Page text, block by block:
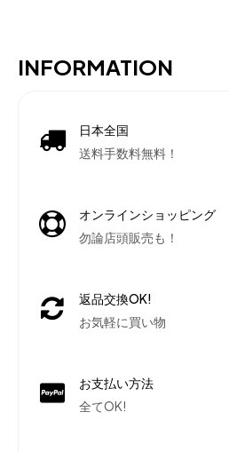
INFORMATION
日本全国
送料手数料無料！
オンラインショッピング
勿論店頭販売も！
返品交換OK!
お気軽に買い物
お支払い方法
全てOK!